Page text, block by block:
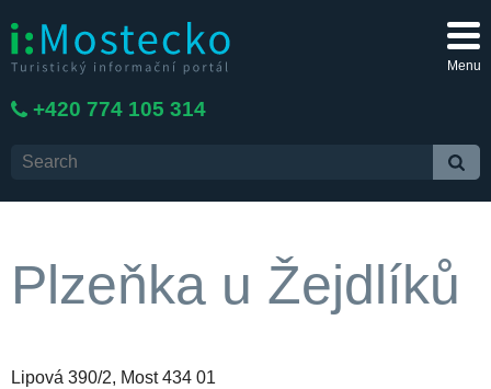
Menu
+420 774 105 314
Plzeňka u Žejdlíků
Lipová 390/2, Most 434 01